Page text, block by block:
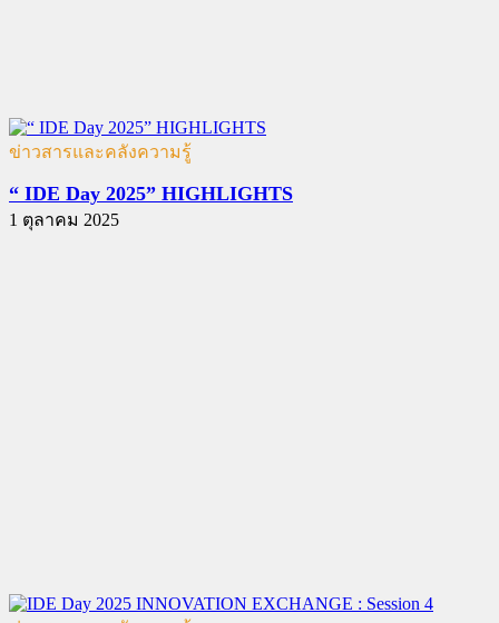
ข่าวสารและคลังความรู้
“ IDE Day 2025” HIGHLIGHTS
1 ตุลาคม 2025